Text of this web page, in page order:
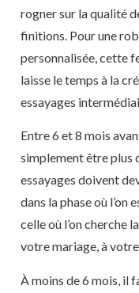
rogner sur la qualité
finitions. Pour une
personnalisée, cette
laisse le temps à la
essayages
Entre 6 et 8 mois
simplement être plus
essayages doivent
dans la phase où l’on
celle où l’on cherche
votre mariage, à
À moins de 6 mois, il